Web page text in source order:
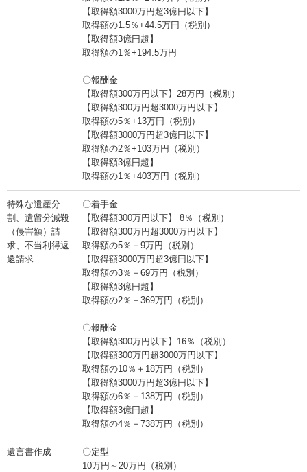
【取得額3000万円超3億円以下】
取得額の1.5％+44.5万円（税別）
【取得額3億円超】
取得額の1％+194.5万円
〇報酬金
【取得額300万円以下】28万円（税別）
【取得額300万円超3000万円以下】
取得額の5％+13万円（税別）
【取得額3000万円超3億円以下】
取得額の2％+103万円（税別）
【取得額3億円超】
取得額の1％+403万円（税別）
特殊な遺産分
割、遺留分減殺
（侵害額）請
求、不当利得返
還請求
〇着手金
【取得額300万円以下】 8％（税別）
【取得額300万円超3000万円以下】
取得額の5％＋9万円（税別）
【取得額3000万円超3億円以下】
取得額の3％＋69万円（税別）
【取得額3億円超】
取得額の2％＋369万円（税別）
〇報酬金
【取得額300万円以下】16％（税別）
【取得額300万円超3000万円以下】
取得額の10％＋18万円（税別）
【取得額3000万円超3億円以下】
取得額の6％＋138万円（税別）
【取得額3億円超】
取得額の4％＋738万円（税別）
遺言書作成
〇定型
10万円～20万円（税別）